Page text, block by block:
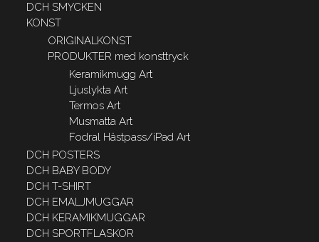
DCH SMYCKEN
KONST
ORIGINALKONST
PRODUKTER med konsttryck
Keramikmugg Art
Ljuslykta Art
Termos Art
Musmatta Art
Fodral Hästpass/iPad Art
DCH POSTERS
DCH BABY BODY
DCH T-SHIRT
DCH EMALJMUGGAR
DCH KERAMIKMUGGAR
DCH SPORTFLASKOR